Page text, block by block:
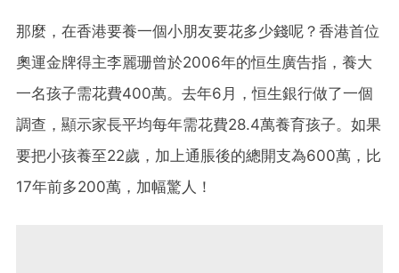
那麼，在香港要養一個小朋友要花多少錢呢？香港首位
奧運金牌得主李麗珊曾於2006年的恒生廣告指，養大
一名孩子需花費400萬。去年6月，恒生銀行做了一個
調查，顯示家長平均每年需花費28.4萬養育孩子。如果
要把小孩養至22歲，加上通脹後的總開支為600萬，比
17年前多200萬，加幅驚人！